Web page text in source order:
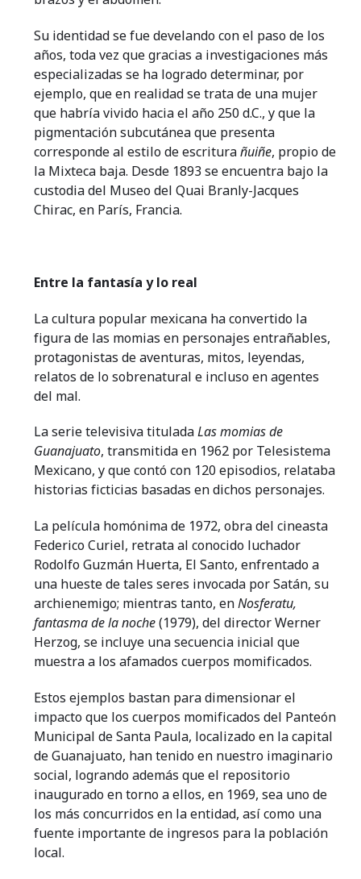
Su identidad se fue develando con el paso de los
años, toda vez que gracias a investigaciones más
especializadas se ha logrado determinar, por
ejemplo, que en realidad se trata de una mujer
que habría vivido hacia el año 250 d.C., y que la
pigmentación subcutánea que presenta
corresponde al estilo de escriturañuiñe, propio de
la Mixteca baja. Desde 1893 se encuentra bajo la
custodia del Museo del Quai Branly-Jacques
Chirac, en París, Francia.
Entre la fantasía y lo real
La cultura popular mexicana ha convertido la
figura de las momias en personajes entrañables,
protagonistas de aventuras, mitos, leyendas,
relatos de lo sobrenatural e incluso en agentes
del mal.
La serie televisiva tituladaLas momias de
Guanajuato, transmitida en 1962 por Telesistema
Mexicano, y que contó con 120 episodios, relataba
historias ficticias basadas en dichos personajes.
La película homónima de 1972, obra del cineasta
Federico Curiel, retrata al conocido luchador
Rodolfo Guzmán Huerta, El Santo, enfrentado a
una hueste de tales seres invocada por Satán, su
archienemigo; mientras tanto, enNosferatu,
fantasma de la noche(1979), del director Werner
Herzog, se incluye una secuencia inicial que
muestra a los afamados cuerpos momificados.
Estos ejemplos bastan para dimensionar el
impacto que los cuerpos momificados del Panteón
Municipal de Santa Paula, localizado en la capital
de Guanajuato, han tenido en nuestro imaginario
social, logrando además que el repositorio
inaugurado en torno a ellos, en 1969, sea uno de
los más concurridos en la entidad, así como una
fuente importante de ingresos para la población
local.